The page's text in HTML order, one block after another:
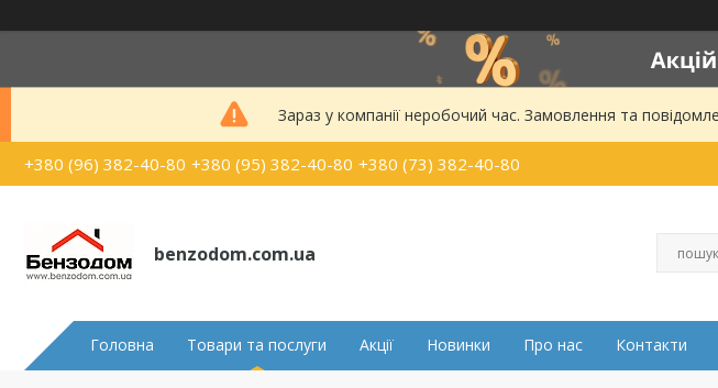
Зараз у компанії неробочий час. Замовлення та
+380 (96) 382-40-80 +380 (95) 382-40-80 +380 (73) 382-40-80
benzodom.com.ua
Головна Товари та послуги Акції Новинки Про нас Контакти